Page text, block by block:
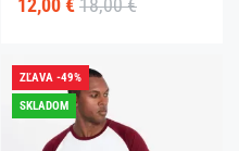
12,00 € 18,00 €
ZĽAVA -49%
SKLADOM